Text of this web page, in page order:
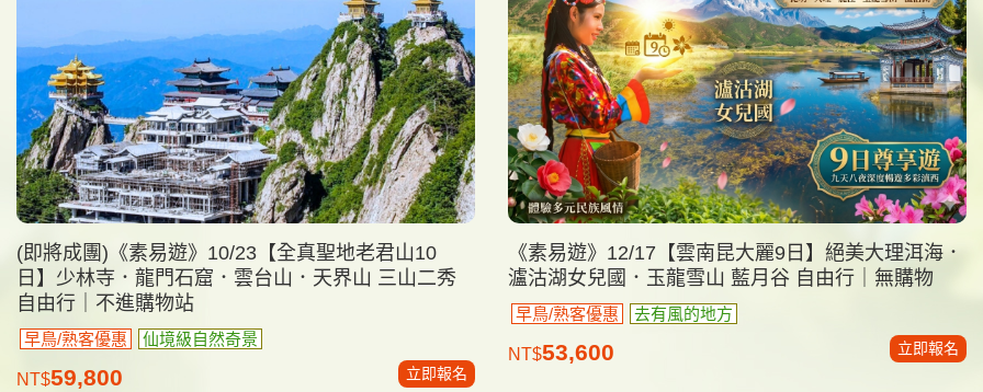
(即將成團)《素易遊》10/23【全真聖地老君山10
日】少林寺．龍門石窟．雲台山．天界山 三山二秀
自由行｜不進購物站
早鳥/熟客優惠 仙境級自然奇景
NT$59,800 立即報名
《素易遊》12/17【雲南昆大麗9日】絕美大理洱海．
瀘沽湖女兒國．玉龍雪山 藍月谷 自由行｜無購物
早鳥/熟客優惠 去有風的地方
NT$53,600 立即報名